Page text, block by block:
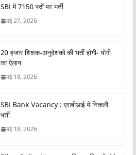
SBI में 7150 पदों पर भर्ती
मई 27, 2026
20 हजार शिक्षक-अनुदेशकों की भर्ती होगी- योगी
का ऐलान
मई 18, 2026
SBI Bank Vacancy : एसबीआई में निकली
भर्ती
मई 18, 2026